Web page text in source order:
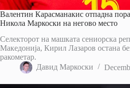
Валентин Карасманакис отпадна
Никола Маркоски на негово место
Селекторот на машката сениорска
Македонија, Кирил Лазаров остана
ракометар.
Давид Маркоски